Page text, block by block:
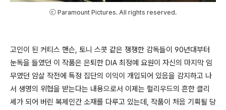
ⓒ Paramount Pictures. All rights reserved.
고인이 된 커티스 핸슨, 토니 스콧 같은 쟁쟁한 감독들이 90년대부터
눈독을 들였던 이 작품은 은퇴한 DIA 최정예 요원이 자신의 마지막 임
무였던 암살 작전에 특정 집단의 이익이 개입되어 있음을 감지하고 나
서 생명의 위협을 받는다는 내용으로서 이제는 헐리우드의 흔한 클리
셰가 되어 버린 복제인간 소재를 다루고 있는데, 작품이 처음 기획될 당